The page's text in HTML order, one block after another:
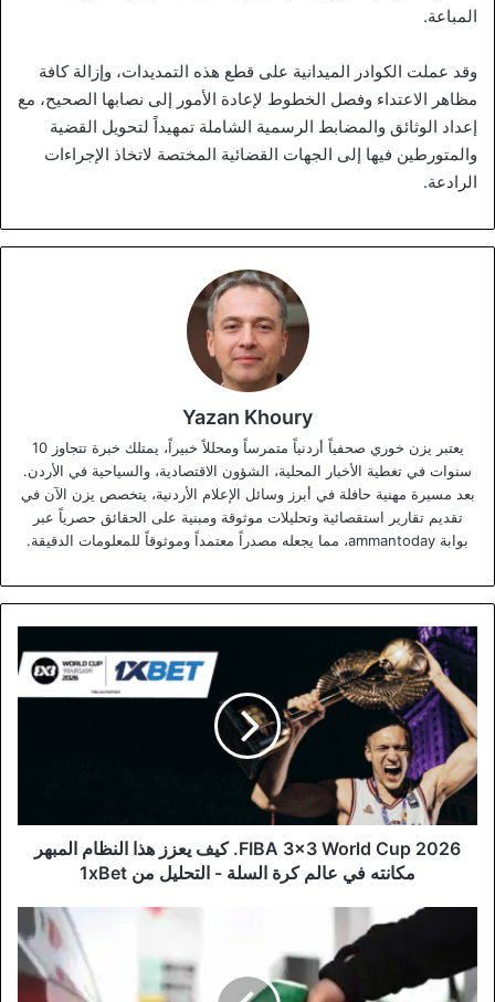
المباعة.
وقد عملت الكوادر الميدانية على قطع هذه التمديدات، وإزالة كافة
مظاهر الاعتداء وفصل الخطوط لإعادة الأمور إلى نصابها الصحيح، مع
إعداد الوثائق والمضابط الرسمية الشاملة تمهيداً لتحويل القضية
والمتورطين فيها إلى الجهات القضائية المختصة لاتخاذ الإجراءات
الرادعة.
Yazan Khoury
يعتبر يزن خوري صحفياً أردنياً متمرساً ومحللاً خبيراً، يمتلك خبرة تتجاوز 10
سنوات في تغطية الأخبار المحلية، الشؤون الاقتصادية، والسياحية في الأردن.
بعد مسيرة مهنية حافلة في أبرز وسائل الإعلام الأردنية، يتخصص يزن الآن في
تقديم تقارير استقصائية وتحليلات موثوقة ومبنية على الحقائق حصرياً عبر
بوابة ammantoday، مما يجعله مصدراً معتمداً وموثوقاً للمعلومات الدقيقة.
FIBA
3x3
World
Cup
2026.
كيف
يعزز
هذا
النظام
المبهر
FIBA 3x3 World Cup 2026. كيف يعزز هذا النظام المبهر
مكانته في عالم كرة السلة - التحليل من 1xBet
بتخفيض
أسعار